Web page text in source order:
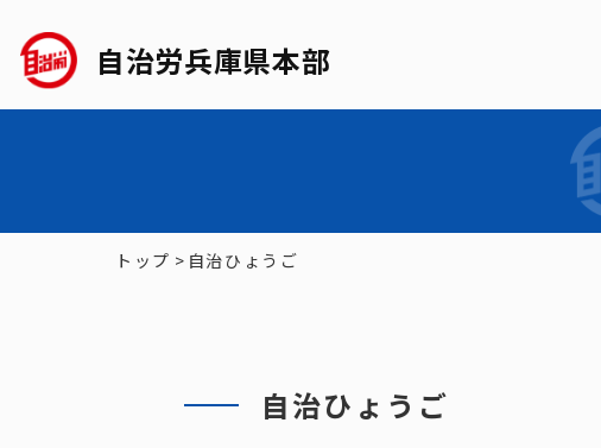
自治労兵庫県本部
トップ > 自治ひょうご
自治ひょうご